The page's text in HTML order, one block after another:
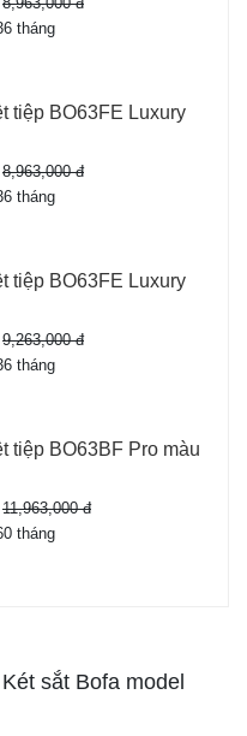
tháng
tiệp BO63FE Luxury
8,963,000 đ
tháng
tiệp BO63FE Luxury
9,263,000 đ
tháng
tiệp BO63BF Pro màu
11,963,000 đ
tháng
sắt Bofa model